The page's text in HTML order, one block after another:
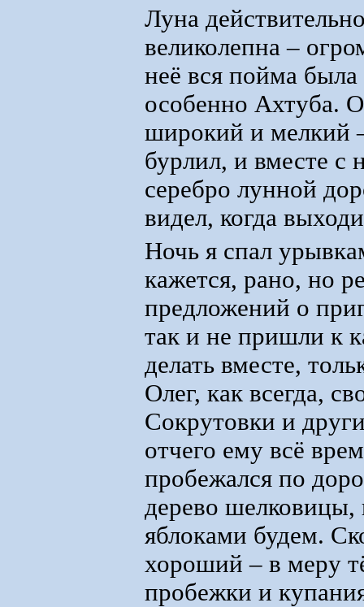
Луна
великолепна –
неё вся пойма была
особенно Ахтуба.
широкий и мелкий
бурлил, и вместе с
серебро лунной
видел, когда
Ночь я спал
кажется, рано, но
предложений о
так и не пришли к
делать вместе,
Олег, как всегда,
Сокрутовки и
отчего ему всё
пробежался по
дерево шелковицы,
яблоками будем.
хороший – в меру
пробежки и